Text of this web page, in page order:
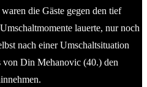
die Gäste gegen den tief
lauerte, nur noch
nach einer Umschaltsituation
von Din Mehanovic (40.) den